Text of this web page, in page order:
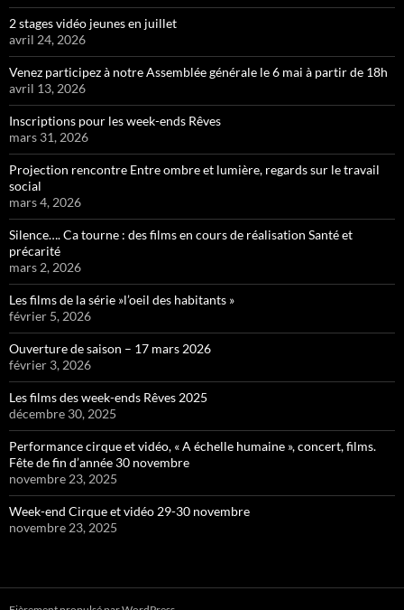
2 stages vidéo jeunes en juillet
avril 24, 2026
Venez participez à notre Assemblée générale le 6 mai à partir de 18h
avril 13, 2026
Inscriptions pour les week-ends Rêves
mars 31, 2026
Projection rencontre Entre ombre et lumière, regards sur le travail
social
mars 4, 2026
Silence…. Ca tourne : des films en cours de réalisation Santé et
précarité
mars 2, 2026
Les films de la série »l’oeil des habitants »
février 5, 2026
Ouverture de saison – 17 mars 2026
février 3, 2026
Les films des week-ends Rêves 2025
décembre 30, 2025
Performance cirque et vidéo, « A échelle humaine », concert, films.
Fête de fin d’année 30 novembre
novembre 23, 2025
Week-end Cirque et vidéo 29-30 novembre
novembre 23, 2025